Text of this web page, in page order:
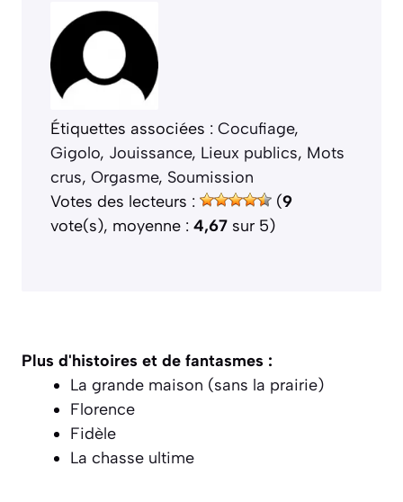
Étiquettes associées : Cocufiage
Gigolo, Jouissance, Lieux publics, Mots
crus, Orgasme, Soumission
Votes des lecteurs :
(9
vote(s), moyenne : 4,67 sur 5)
Plus d'histoires et de fantasmes :
La grande maison (sans la prairie)
Florence
Fidèle
La chasse ultime